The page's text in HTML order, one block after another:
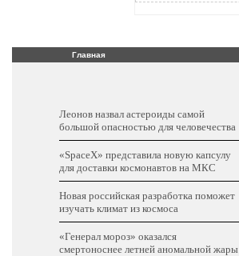
Главная
Леонов назвал астероиды самой
большой опасностью для человечества
«SpaceX» представила новую капсулу
для доставки космонавтов на МКС
Новая российская разработка поможет
изучать климат из космоса
«Генерал мороз» оказался
смертоноснее летней аномальной жары